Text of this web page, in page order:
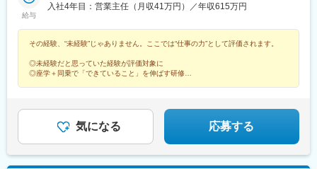
戸十和田駅、新青森駅、小中野駅、東陽町駅、東中野駅、神戸駅
口、鳥取■九州エリア福岡、長崎、大分、佐賀、熊本、鹿児島、沖
秋田、青森
羽駅、羽沢横浜国大駅、中野島駅、武蔵新城駅、相模大野駅、秦
駅、細谷駅(群馬県)、松飛台駅、成田空港駅(鉄道)、スポーツセン
ター駅、千葉みなと駅、誉田駅、神立駅、みどりの駅、南栗橋
駅、赤塚駅、下館駅、延方駅、常陸鴻巣駅、日立駅、佐古木駅、
三河安城駅、萩原駅(愛知県)、北岡崎駅、石仏駅、田県神社前駅、
駅、三河一宮駅、竹村駅、港区役所駅、新守山駅、尾張星の宮
駅、本郷駅(愛知県)、佐那具駅、朝熊駅、亀山駅(三重県)、霞ケ浦
駅、六軒駅(三重県)、尾鷲駅、加佐登駅、江吉良駅、新加納駅、関
給与
入社4年目：営業主任（月収41万円）／年収615万円
その経験、“未経験”じゃありません。ここでは“仕事の力”として評価されます。
◎未経験だと思っていた経験が評価対象に
◎座学＋同乗で「できていること」を伸ばす研修
気になる 応募する